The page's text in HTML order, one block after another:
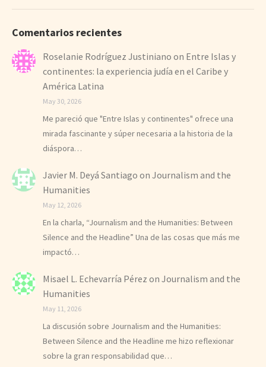
Comentarios recientes
Roselanie Rodríguez Justiniano on Entre Islas y
continentes: la experiencia judía en el Caribe y
América Latina
May 30, 2026
Me pareció que "Entre Islas y continentes" ofrece una
mirada fascinante y súper necesaria a la historia de la
diáspora…
Javier M. Deyá Santiago on Journalism and the
Humanities
May 12, 2026
En la charla, “Journalism and the Humanities: Between
Silence and the Headline” Una de las cosas que más me
impactó…
Misael L. Echevarría Pérez on Journalism and the
Humanities
May 11, 2026
La discusión sobre Journalism and the Humanities:
Between Silence and the Headline me hizo reflexionar
sobre la gran responsabilidad que…